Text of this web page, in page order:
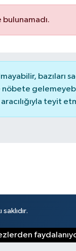
bazıları
teyit